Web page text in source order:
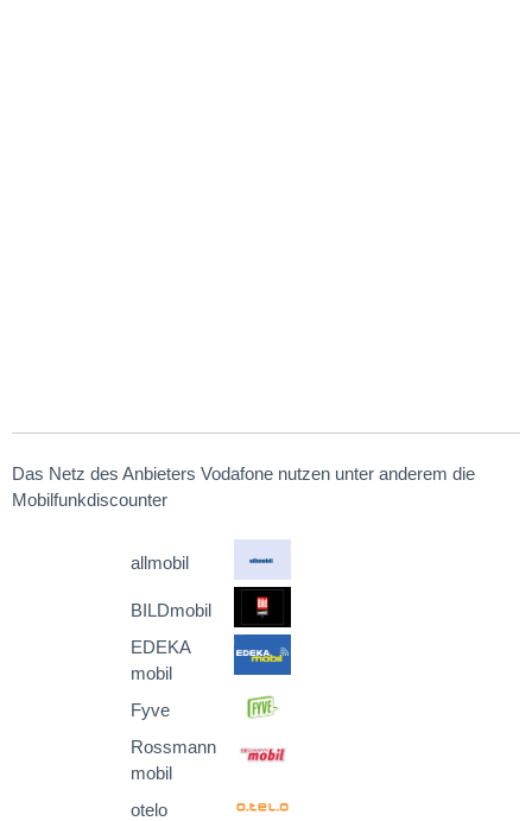
Das Netz des Anbieters Vodafone nutzen unter anderem die
Mobilfunkdiscounter
allmobil
BILDmobil
EDEKA
mobil
Fyve
Rossmann
mobil
otelo